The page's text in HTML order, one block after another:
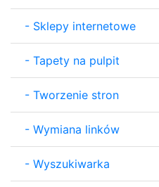
- Sklepy internetowe
- Tapety na pulpit
- Tworzenie stron
- Wymiana linków
- Wyszukiwarka